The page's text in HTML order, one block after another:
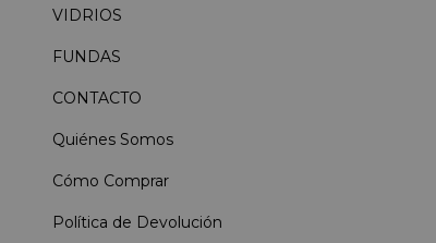
VIDRIOS
FUNDAS
CONTACTO
Quiénes Somos
Cómo Comprar
Política de Devolución